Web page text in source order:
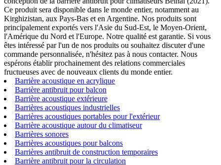
Ce produit sera disponible dans le monde entier, notamment au
Kirghizistan, aux Pays-Bas et en Argentine. Nos produits sont
principalement exportés vers l'Asie du Sud-Est, le Moyen-Orient,
l'Amérique du Nord et l'Europe. Notre qualité est garantie. Si vous
êtes intéressé par l'un de nos produits ou souhaitez discuter d'une
commande personnalisée, n'hésitez pas à nous contacter. Nous
espérons établir prochainement des relations commerciales
fructueuses avec de nouveaux clients du monde entier.
Barrière acoustique en acrylique
Barrière antibruit pour balcon
Barrière acoustique extérieure
Barrières acoustiques industrielles
Barrières acoustiques portables pour l'extérieur
Barrière acoustique autour du climatiseur
Barrières sonores
Barrières acoustiques pour balcons
Barrières antibruit de construction temporaires
Barrière antibruit pour la circulation